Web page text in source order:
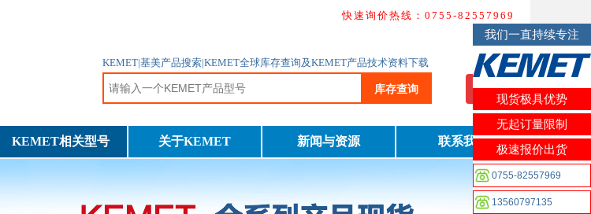
快速询价热线：0755-82557969
KEMET|基美产品搜索|KEMET全球库存查询及KEMET产品技术资料下载
库存查询 我要询价
KEMET相关型号 关于KEMET 新闻与资源 联系我们
我们一直持续专注
现货极具优势
无起订量限制
极速报价出货
0755-82557969
13560797135